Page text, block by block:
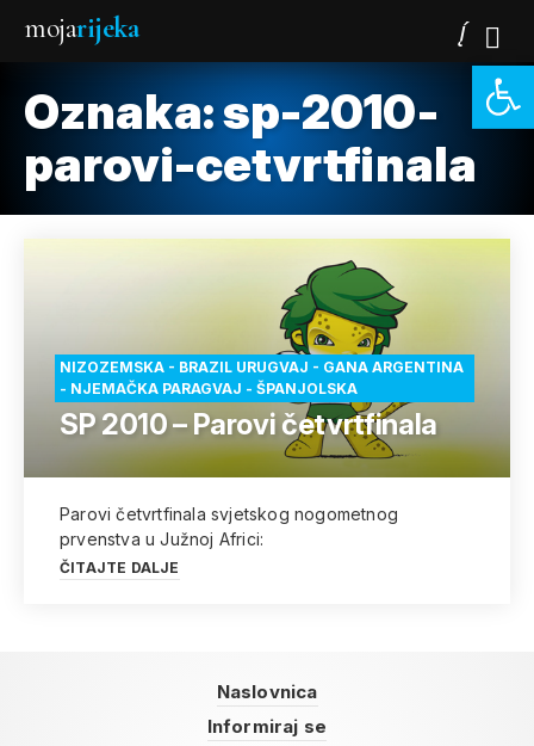
mojarijeka
Oznaka:sp-2010-
parovi-cetvrtfinala
NIZOZEMSKA - BRAZIL URUGVAJ - GANA ARGENTINA
- NJEMAČKA PARAGVAJ - ŠPANJOLSKA
SP 2010 – Parovi četvrtfinala
Parovi četvrtfinala svjetskog nogometnog
prvenstva u Južnoj Africi:
ČITAJTE DALJE
Naslovnica
Informiraj se